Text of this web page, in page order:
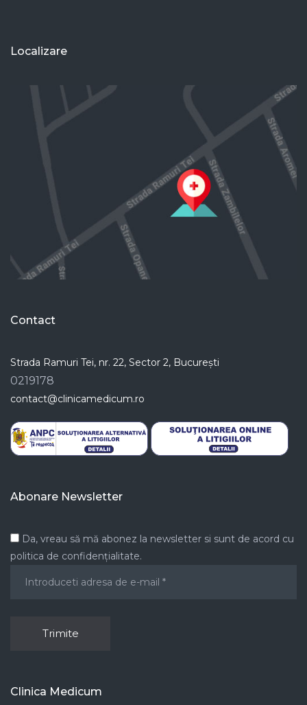
Localizare
Contact
Strada Ramuri Tei, nr. 22, Sector 2, București
0219178
contact@clinicamedicum.ro
Abonare Newsletter
Da, vreau să mă abonez la newsletter si sunt de acord cu
politica de confidențialitate.
Clinica Medicum